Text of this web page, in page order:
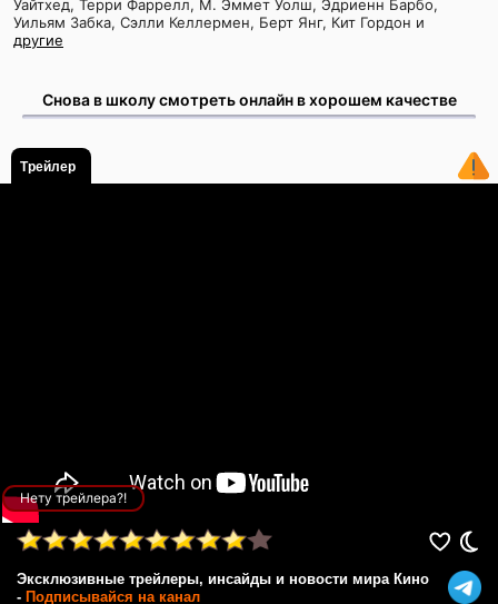
Уайтхед, Терри Фаррелл, М. Эммет Уолш, Эдриенн Барбо,
Уильям Забка, Сэлли Келлермен, Берт Янг, Кит Гордон и
другие
Снова в школу смотреть онлайн в хорошем качестве
Трейлер
Нету трейлера?!
Эксклюзивные трейлеры, инсайды и новости мира Кино
- Подписывайся на канал